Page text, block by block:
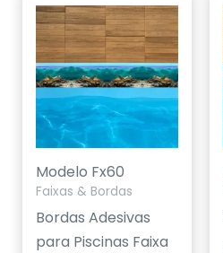
Modelo Fx60
Faixas & Bordas
Bordas Adesivas
para Piscinas Faixa